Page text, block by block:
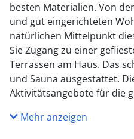
besten Materialien. Von
und gut eingerichteten
natürlichen Mittelpunkt
Sie Zugang zu einer
Terrassen am Haus. Das
und Sauna ausgestattet.
Aktivitätsangebote für die
gemeinsamer Spielplatz,
Mehr anzeigen